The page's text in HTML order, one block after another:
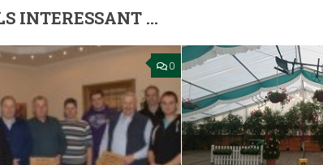
INTERESSANT …
0